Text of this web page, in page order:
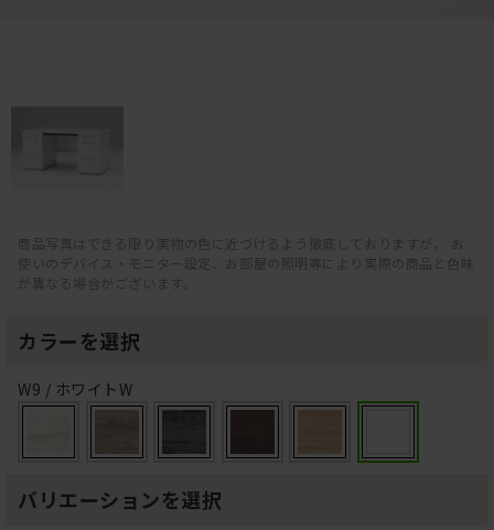
商品写真はできる限り実物の色に近づけるよう徹底しておりますが、 お
使いのデバイス・モニター設定、お部屋の照明等により実際の商品と色味
が異なる場合がございます。
カラーを選択
W9 / ホワイトW
バリエーションを選択